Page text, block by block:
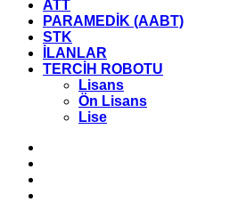
ATT
PARAMEDİK (AABT)
STK
İLANLAR
TERCİH ROBOTU
Lisans
Ön Lisans
Lise